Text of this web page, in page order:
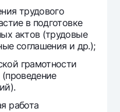
data
трудового
в подготовке
актов (трудовые
соглашения и др.);
грамотности
работа